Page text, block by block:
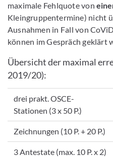
maximale Fehlquote von
Kleingruppentermine) nicht
Ausnahmen in Fall von
können im Gespräch geklärt
Übersicht der maximal
2019/20):
drei prakt. OSCE-
Stationen (3 x 50 P.)
Zeichnungen (10 P. + 20 P.)
3 Antestate (max. 10 P. x 2)